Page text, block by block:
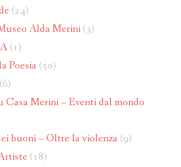
(24)
Alda Merini(3)
(1)
Poesia (50)
(6)
Casa Merini – Eventi dal mondo
buoni – Oltre la violenza (9)
(18)